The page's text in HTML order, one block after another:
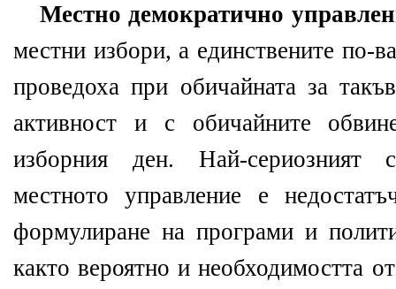
Местно демократично
местни избори, а единствените по-
проведоха при обичайната за
активност и с обичайните
изборния ден. Най-сериозният
местното управление е
формулиране на програми и
както вероятно и необходимостта